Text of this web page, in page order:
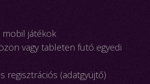
játékok
vagy tableten futó egyedi
regisztrációs (adatgyüjtő)